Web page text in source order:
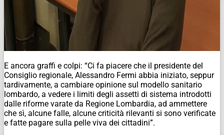
E ancora graffi e colpi: “Ci fa piacere che il presidente del
Consiglio regionale, Alessandro Fermi abbia iniziato, seppur
tardivamente, a cambiare opinione sul modello sanitario
lombardo, a vedere i limiti degli assetti di sistema introdotti
dalle riforme varate da Regione Lombardia, ad ammettere
che sì, alcune falle, alcune criticità rilevanti si sono verificate
e fatte pagare sulla pelle viva dei cittadini”.